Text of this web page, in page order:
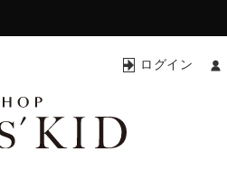
ログイン